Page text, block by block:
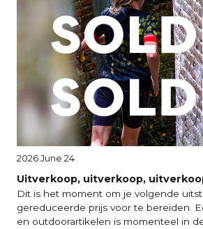
2026 June 24
Uitverkoop, uitverkoop,
Dit is het moment om je volgende
gereduceerde prijs voor te bereiden.
en outdoorartikelen is momenteel in